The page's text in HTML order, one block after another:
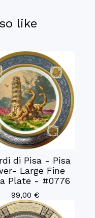
like
di Pisa - Pisa
Large Fine
Plate - #0776
99,00 €